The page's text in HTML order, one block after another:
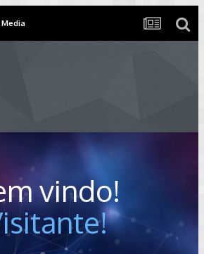
Media
vindo!